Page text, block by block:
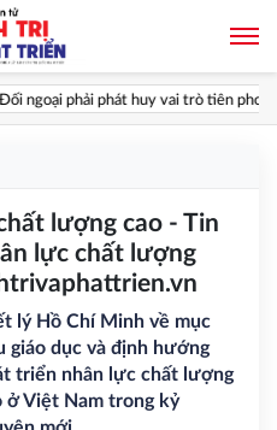
ngoại phải phát huy vai trò tiên phong:
lượng cao - Tin
lực chất lượng
lý Hồ Chí Minh về mục
giáo dục và định hướng
triển nhân lực chất lượng
ở Việt Nam trong kỷ